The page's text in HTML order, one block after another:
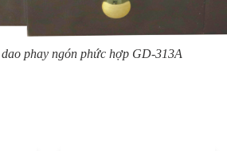
phay ngón phức hợp GD-313A